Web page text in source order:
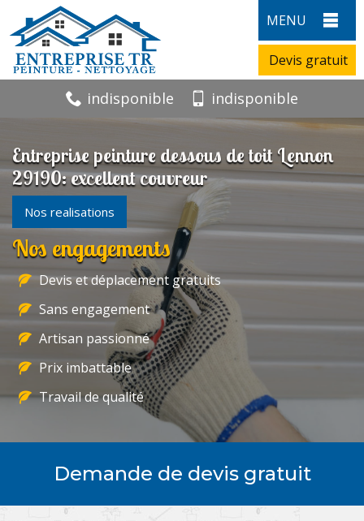
MENU
Devis gratuit
indisponible indisponible
Entreprise peinture dessous de toit Lennon
29190: excellent couvreur
Nos realisations
Nos engagements
Devis et déplacement gratuits
Sans engagement
Artisan passionné
Prix imbattable
Travail de qualité
Demande de devis gratuit